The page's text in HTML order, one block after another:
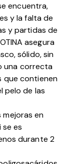
encuentra,
y la falta de
y partidas de
asegura
sólido, sin
una correcta
que contienen
pelo de las
mejoras en
es
durante 2